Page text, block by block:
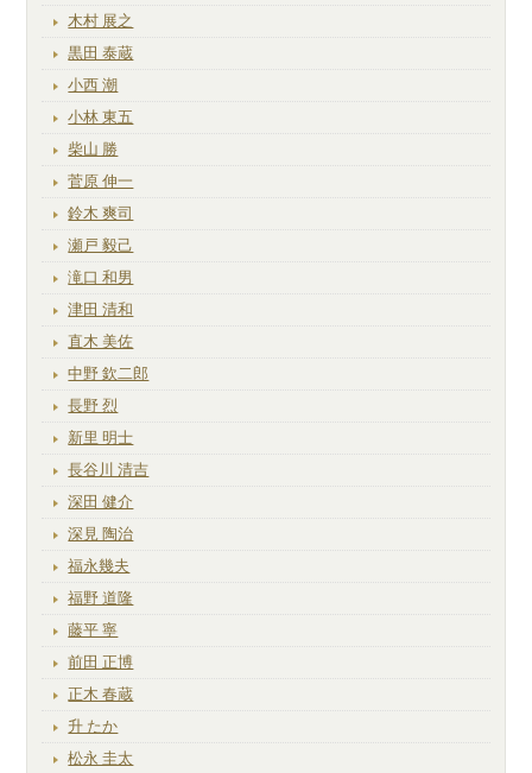
木村 展之
黒田 泰蔵
小西 潮
小林 東五
柴山 勝
菅原 伸一
鈴木 爽司
瀬戸 毅己
滝口 和男
津田 清和
直木 美佐
中野 欽二郎
長野 烈
新里 明士
長谷川 清吉
深田 健介
深見 陶治
福永幾夫
福野 道隆
藤平 寧
前田 正博
正木 春蔵
升 たか
松永 圭太